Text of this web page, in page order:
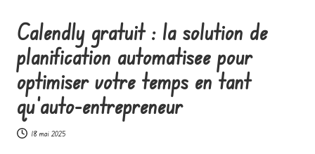
s
s
i
s
e
s
Calendly gratuit : la solution de
planification automatisee pour
optimiser votre temps en tant
qu’auto-entrepreneur
18 mai 2025